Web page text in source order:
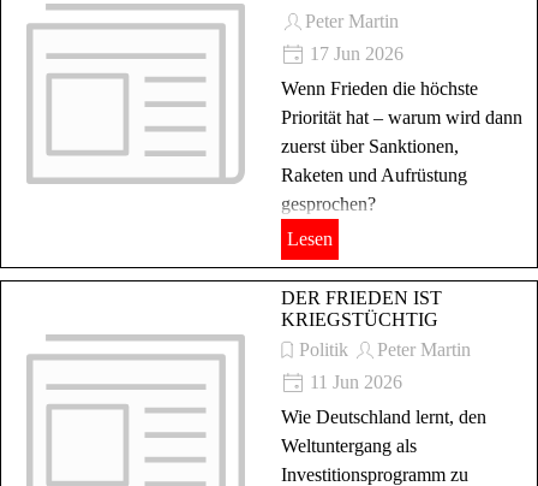
Peter Martin
17 Jun 2026
Wenn Frieden die höchste
Priorität hat – warum wird dann
zuerst über Sanktionen,
Raketen und Aufrüstung
gesprochen?
Lesen
DER FRIEDEN IST
KRIEGSTÜCHTIG
Politik
Peter Martin
11 Jun 2026
Wie Deutschland lernt, den
Weltuntergang als
Investitionsprogramm zu